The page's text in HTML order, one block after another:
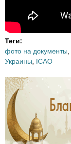
Теги:
фото на документы
Украины
ICAO